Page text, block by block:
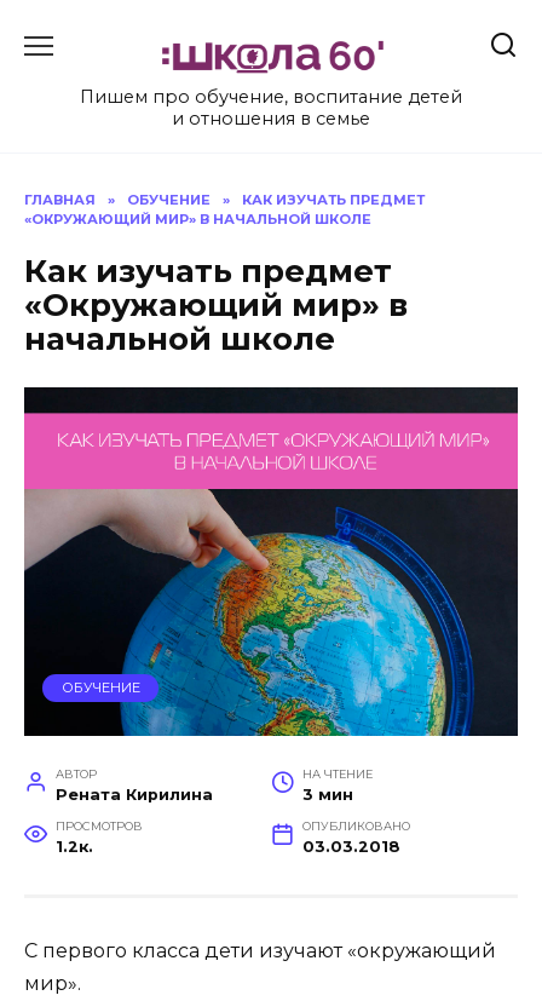
Пишем про обучение, воспитание детей
и отношения в семье
ГЛАВНАЯ » ОБУЧЕНИЕ »
КАК ИЗУЧАТЬ ПРЕДМЕТ
«ОКРУЖАЮЩИЙ МИР» В НАЧАЛЬНОЙ ШКОЛЕ
Как изучать предмет
«Окружающий мир» в
начальной школе
ОБУЧЕНИЕ
АВТОР
Рената Кирилина
НА ЧТЕНИЕ
3 мин
ПРОСМОТРОВ
1.2к.
ОПУБЛИКОВАНО
03.03.2018
С первого класса дети изучают «окружающий
мир».